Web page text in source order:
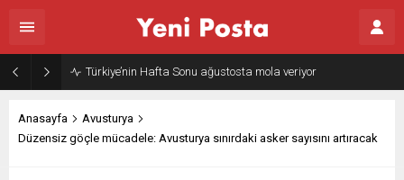
Türkiye’nin Hafta Sonu ağustosta mola veriyor
Anasayfa
Avusturya
Düzensiz göçle mücadele: Avusturya sınırdaki asker sayısını artıracak